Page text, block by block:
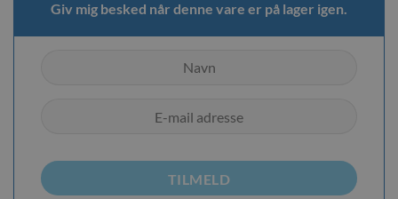
Giv mig besked når denne vare er på lager igen.
TILMELD